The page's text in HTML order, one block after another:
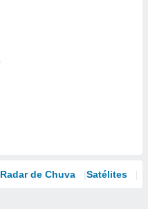
Radar de Chuva Satélites